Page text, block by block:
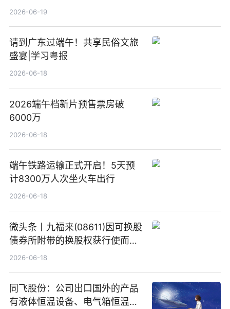
新要闻
2026-06-19
请到广东过端午！共享民俗文旅
盛宴|学习粤报
2026-06-18
2026端午档新片预售票房破
6000万
2026-06-18
端午铁路运输正式开启！5天预
计8300万人次坐火车出行
2026-06-18
微头条丨九福来(08611)因可换股
债券所附带的换股权获行使而发
行5200万股
2026-06-18
同飞股份：公司出口国外的产品
有液体恒温设备、电气箱恒温装